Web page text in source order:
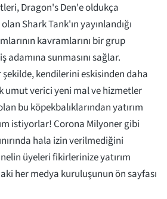
Dragon's Den'e oldukça
Shark Tank'ın yayınlandığı
kavramlarını bir grup
adamına sunmasını sağlar.
kendilerini eskisinden daha
umut verici yeni mal ve hizmetler
bu köpekbalıklarından yatırım
istiyorlar! Corona Milyoner gibi
hala izin verilmediğini
üyeleri fikirlerinize yatırım
her medya kuruluşunun ön sayfası